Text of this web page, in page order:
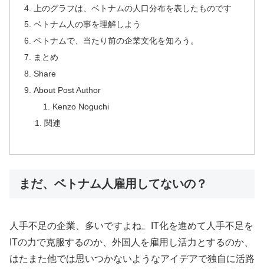
上のグラフは、ベトナムの人口分布を表したものです
ベトナム人の事を理解しよう
ベトナムで、当たり前の企業文化を知ろう。
まとめ
Share
About Post Author
Kenzo Noguchi
関連
まだ、ベトナム人雇用してないの？
人手不足の企業、多いですよね。IT化を進めて人手不足を
ITの力で克服するのか、外国人を雇用し活力とするのか、
はたまた他では思いつかないようなアイデアで独自に活路